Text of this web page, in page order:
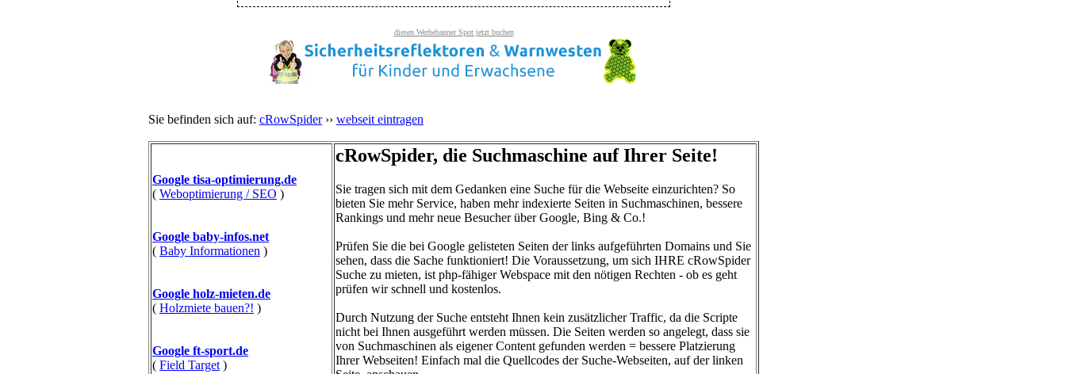
diesen Werbebanner Spot jetzt buchen
Sie befinden sich auf: cRowSpider›› webseit eintragen
Google tisa-optimierung.de
( Weboptimierung / SEO )
Google baby-infos.net
( Baby Informationen )
Google holz-mieten.de
( Holzmiete bauen?! )
Google ft-sport.de
( Field Target )
cRowSpider, die Suchmaschine auf Ihrer Seite!
Sie tragen sich mit dem Gedanken eine Suche für die Webseite einzurichten? So
bieten Sie mehr Service, haben mehr indexierte Seiten in Suchmaschinen, bessere
Rankings und mehr neue Besucher über Google, Bing & Co.!
Prüfen Sie die bei Google gelisteten Seiten der links aufgeführten Domains und Sie
sehen, dass die Sache funktioniert! Die Voraussetzung, um sich IHRE cRowSpider
Suche zu mieten, ist php-fähiger Webspace mit den nötigen Rechten - ob es geht
prüfen wir schnell und kostenlos.
Durch Nutzung der Suche entsteht Ihnen kein zusätzlicher Traffic, da die Scripte
nicht bei Ihnen ausgeführt werden müssen. Die Seiten werden so angelegt, dass sie
von Suchmaschinen als eigener Content gefunden werden = bessere Platzierung
Ihrer Webseiten! Einfach mal die Quellcodes der Suche-Webseiten, auf der linken